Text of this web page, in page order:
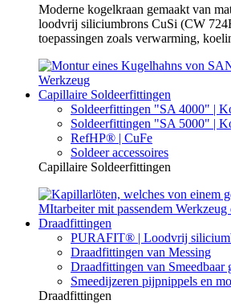
Moderne kogelkraan gemaakt van
loodvrij siliciumbrons CuSi (CW
toepassingen zoals verwarming,
Capillaire Soldeerfittingen
Soldeerfittingen "SA 4000" |
Soldeerfittingen "SA 5000" |
RefHP® | CuFe
Soldeer accessoires
Capillaire Soldeerfittingen
Draadfittingen
PURAFIT® | Loodvrij
Draadfittingen van Messing
Draadfittingen van Smeedbaar
Smeedijzeren pijpnippels en
Draadfittingen